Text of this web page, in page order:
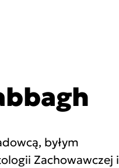
byłym
Zachowawczej i